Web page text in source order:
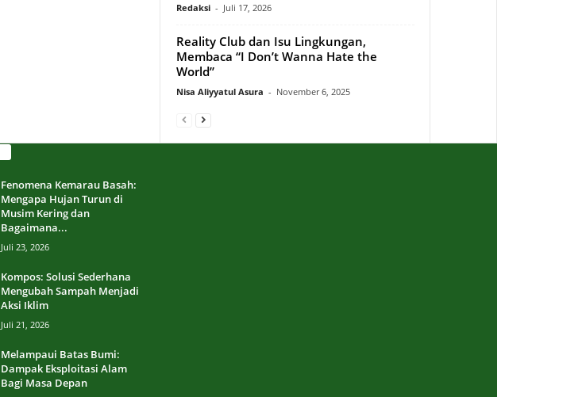
Redaksi - Juli 17, 2026
Reality Club dan Isu Lingkungan,
Membaca “I Don’t Wanna Hate the
World”
Nisa Aliyyatul Asura - November 6, 2025
Fenomena Kemarau Basah:
Mengapa Hujan Turun di
Musim Kering dan
Bagaimana...
Juli 23, 2026
Kompos: Solusi Sederhana
Mengubah Sampah Menjadi
Aksi Iklim
Juli 21, 2026
Melampaui Batas Bumi:
Dampak Eksploitasi Alam
Bagi Masa Depan